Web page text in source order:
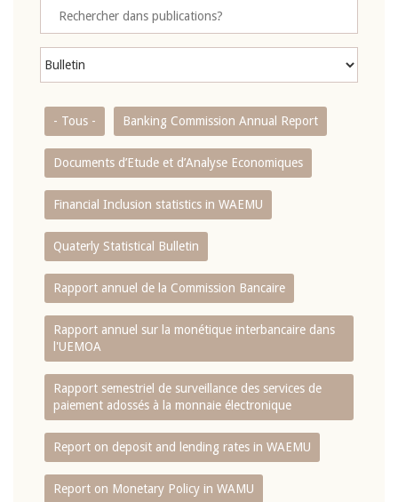
- Tous - Banking Commission Annual Report
Documents d’Etude et d’Analyse Economiques
Financial Inclusion statistics in WAEMU
Quaterly Statistical Bulletin
Rapport annuel de la Commission Bancaire
Rapport annuel sur la monétique interbancaire dans
l'UEMOA
Rapport semestriel de surveillance des services de
paiement adossés à la monnaie électronique
Report on deposit and lending rates in WAEMU
Report on Monetary Policy in WAMU